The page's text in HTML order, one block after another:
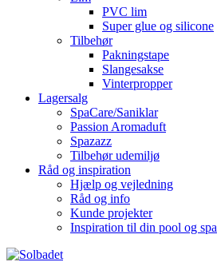
PVC lim
Super glue og silicone
Tilbehør
Pakningstape
Slangesakse
Vinterpropper
Lagersalg
SpaCare/Saniklar
Passion Aromaduft
Spazazz
Tilbehør udemiljø
Råd og inspiration
Hjælp og vejledning
Råd og info
Kunde projekter
Inspiration til din pool og spa